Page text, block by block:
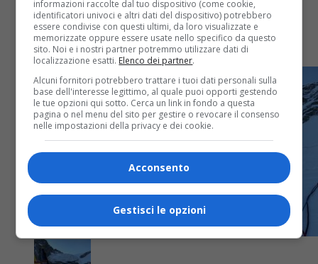
un disperso
Tragedia
informazioni raccolte dal tuo dispositivo (come cookie,
identificatori univoci e altri dati del dispositivo) potrebbero
essere condivise con questi ultimi, da loro visualizzate e
memorizzate oppure essere usate nello specifico da questo
sito. Noi e i nostri partner potremmo utilizzare dati di
localizzazione esatti. Elenco dei partner.
Alcuni fornitori potrebbero trattare i tuoi dati personali sulla
base dell'interesse legittimo, al quale puoi opporti gestendo
le tue opzioni qui sotto. Cerca un link in fondo a questa
pagina o nel menu del sito per gestire o revocare il consenso
nelle impostazioni della privacy e dei cookie.
Acconsento
Gestisci le opzioni